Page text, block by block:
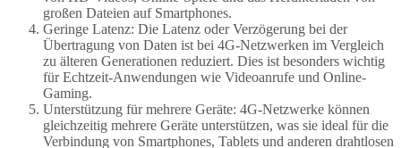
großen Dateien auf Smartphones.
Geringe Latenz: Die Latenz oder Verzögerung bei der
Übertragung von Daten ist bei 4G-Netzwerken im Vergleich
zu älteren Generationen reduziert. Dies ist besonders wichtig
für Echtzeit-Anwendungen wie Videoanrufe und Online-
Gaming.
Unterstützung für mehrere Geräte: 4G-Netzwerke können
gleichzeitig mehrere Geräte unterstützen, was sie ideal für die
Verbindung von Smartphones, Tablets und anderen drahtlosen